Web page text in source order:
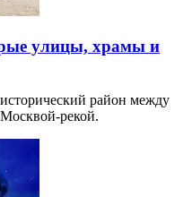
улицы, храмы и
район между
рекой.